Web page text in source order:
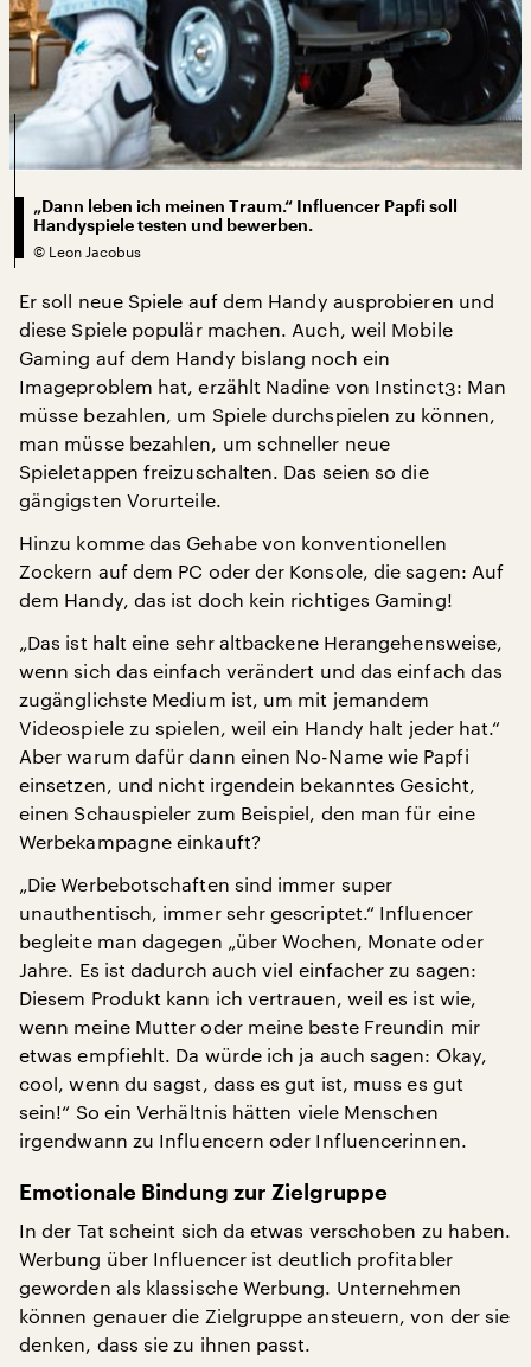
„Dann leben ich meinen Traum.“ Influencer Papfi soll
Handyspiele testen und bewerben.
© Leon Jacobus
Er soll neue Spiele auf dem Handy ausprobieren und
diese Spiele populär machen. Auch, weil Mobile
Gaming auf dem Handy bislang noch ein
Imageproblem hat, erzählt Nadine von Instinct3: Man
müsse bezahlen, um Spiele durchspielen zu können,
man müsse bezahlen, um schneller neue
Spieletappen freizuschalten. Das seien so die
gängigsten Vorurteile.
Hinzu komme das Gehabe von konventionellen
Zockern auf dem PC oder der Konsole, die sagen: Auf
dem Handy, das ist doch kein richtiges Gaming!
„Das ist halt eine sehr altbackene Herangehensweise,
wenn sich das einfach verändert und das einfach das
zugänglichste Medium ist, um mit jemandem
Videospiele zu spielen, weil ein Handy halt jeder hat.“
Aber warum dafür dann einen No-Name wie Papfi
einsetzen, und nicht irgendein bekanntes Gesicht,
einen Schauspieler zum Beispiel, den man für eine
Werbekampagne einkauft?
„Die Werbebotschaften sind immer super
unauthentisch, immer sehr gescriptet.“ Influencer
begleite man dagegen „über Wochen, Monate oder
Jahre. Es ist dadurch auch viel einfacher zu sagen:
Diesem Produkt kann ich vertrauen, weil es ist wie,
wenn meine Mutter oder meine beste Freundin mir
etwas empfiehlt. Da würde ich ja auch sagen: Okay,
cool, wenn du sagst, dass es gut ist, muss es gut
sein!“ So ein Verhältnis hätten viele Menschen
irgendwann zu Influencern oder Influencerinnen.
Emotionale Bindung zur Zielgruppe
In der Tat scheint sich da etwas verschoben zu haben.
Werbung über Influencer ist deutlich profitabler
geworden als klassische Werbung. Unternehmen
können genauer die Zielgruppe ansteuern, von der sie
denken, dass sie zu ihnen passt.